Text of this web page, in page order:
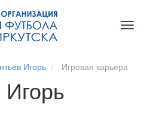
Игорь Игровая карьера